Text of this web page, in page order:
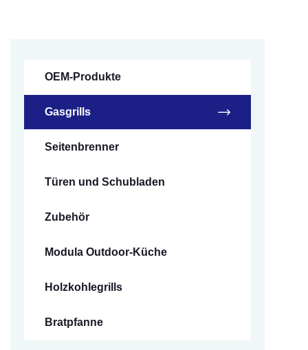
OEM-Produkte
Gasgrills
Seitenbrenner
Türen und Schubladen
Zubehör
Modula Outdoor-Küche
Holzkohlegrills
Bratpfanne